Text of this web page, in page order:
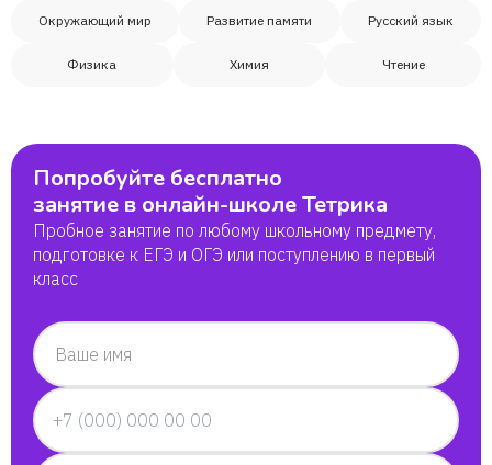
Константин
Стас
Гоша
Елизавета
Ирма
Изабель
Окружающий мир Развитие памяти Русский язык
Физика Химия Чтение
Попробуйте бесплатно
занятие в онлайн-школе Тетрика
Пробное занятие по любому школьному предмету,
подготовке к ЕГЭ и ОГЭ или поступлению в первый
класс
Ваше имя